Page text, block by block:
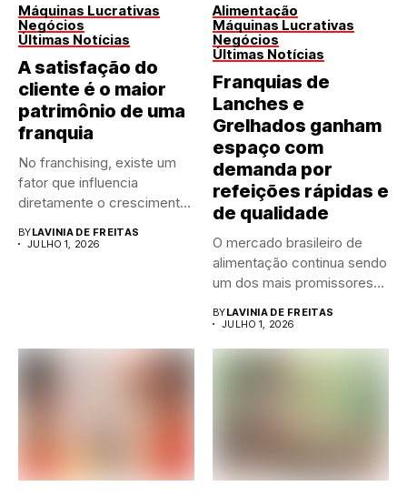
Máquinas Lucrativas
Negócios
Últimas Notícias
A satisfação do
cliente é o maior
patrimônio de uma
franquia
No franchising, existe um
fator que influencia
diretamente o crescimento
BYLAVINIA DE FREITAS
JULHO 1, 2026
Alimentação
Máquinas Lucrativas
Negócios
Últimas Notícias
Franquias de
Lanches e
Grelhados ganham
espaço com
demanda por
refeições rápidas e
de qualidade
O mercado brasileiro de
alimentação continua sendo
um dos mais promissores
BYLAVINIA DE FREITAS
JULHO 1, 2026